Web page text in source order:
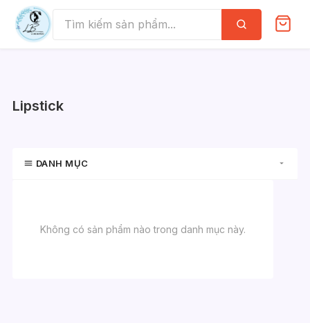
Skip
content
Tìm
kiếm
Lipstick
DANH MỤC
Không có sản phẩm nào trong danh mục này.